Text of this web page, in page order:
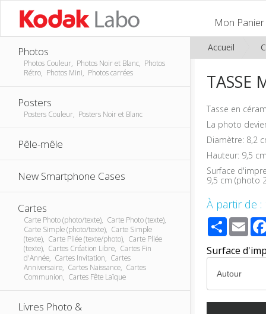
Mon Panier
Photos
Photos Couleur, Photos Noir et Blanc, Photos
Rétro, Photos Mini, Photos carrées
Posters
Posters Couleur, Posters Noir et Blanc
Pêle-mêle
New Smartphone Cases
Cartes
Carte Photo (photo/texte), Carte Photo (texte),
Carte Simple (photo/texte), Carte Simple
(texte), Carte Pliée (texte/photo), Carte Pliée
(texte), Cartes Création Libre, Cartes Fin
d'Année, Cartes Invitation, Cartes
Anniversaire, Cartes Naissance, Cartes
Communion, Cartes Fête Laïque
Livres Photo &
Accueil
TASSE
Tasse en
La photo
Diamètre: 8,2
Hauteur: 9,5
Surface
9,5 cm (photo
À partir de :
Share
Surface